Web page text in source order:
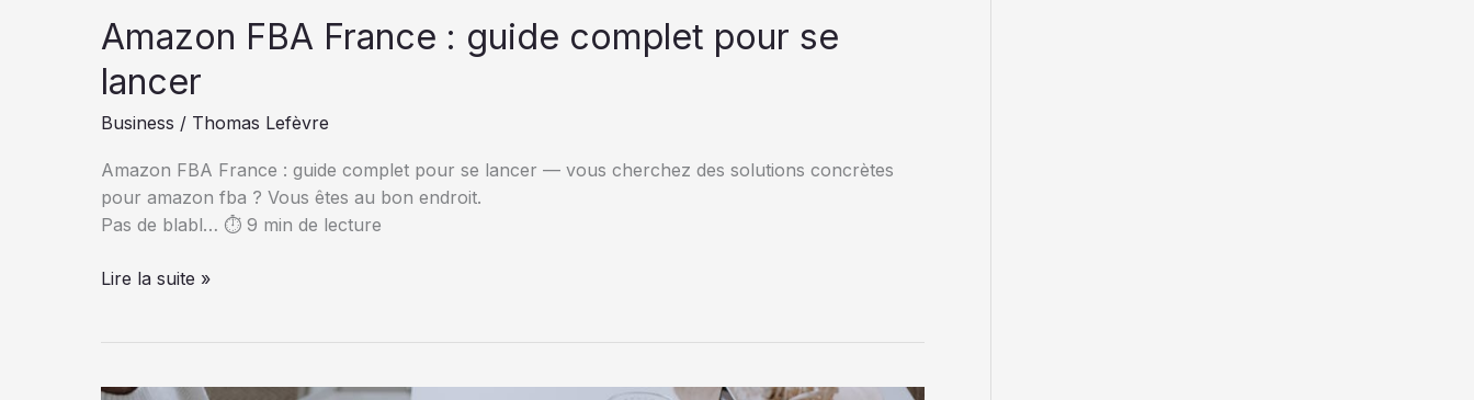
Amazon FBA France : guide complet pour se
lancer
Business / Thomas Lefèvre
Amazon FBA France : guide complet pour se lancer — vous cherchez des solutions concrètes
pour amazon fba ? Vous êtes au bon endroit.
Pas de blabl… ⏱️ 9 min de lecture
Amazon
guide
Lire la suite »